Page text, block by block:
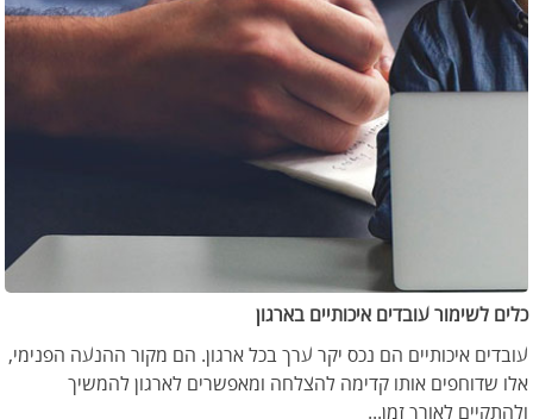
כלים לשימור עובדים איכותיים בארגון
עובדים איכותיים הם נכס יקר ערך בכל ארגון. הם מקור ההנעה הפנימי,
אלו שדוחפים אותו קדימה להצלחה ומאפשרים לארגון להמשיך
ולהתקיים לאורך זמן...